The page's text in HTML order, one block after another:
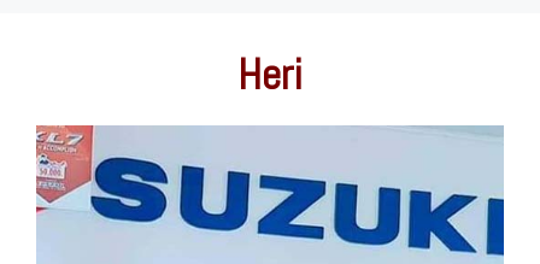
Heri